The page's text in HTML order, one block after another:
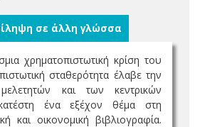
σε άλλη γλώσσα
χρηματοπιστωτική κρίση του
σταθερότητα έλαβε την
και των κεντρικών
ένα εξέχον θέμα στη
και οικονομική βιβλιογραφία.